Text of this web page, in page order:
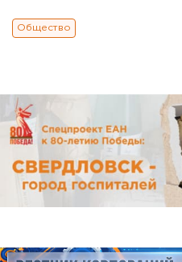
Общество